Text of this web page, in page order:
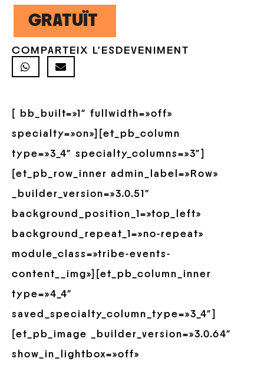
GRATUÏT
COMPARTEIX L'ESDEVENIMENT
[ bb_built=»1″ fullwidth=»off»
specialty=»on»][et_pb_column
type=»3_4″ specialty_columns=»3″]
[et_pb_row_inner admin_label=»Row»
_builder_version=»3.0.51″
background_position_1=»top_left»
background_repeat_1=»no-repeat»
module_class=»tribe-events-
content__img»][et_pb_column_inner
type=»4_4″
saved_specialty_column_type=»3_4″]
[et_pb_image _builder_version=»3.0.64″
show_in_lightbox=»off»